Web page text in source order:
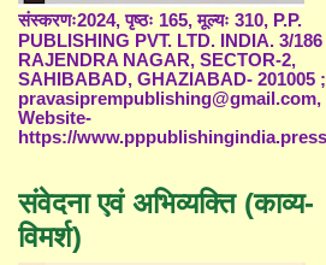
संस्करणः2024, पृष्ठः 165, मूल्यः 310, P.P.
PUBLISHING PVT. LTD. INDIA. 3/186
RAJENDRA NAGAR, SECTOR-2,
SAHIBABAD, GHAZIABAD- 201005 ;
pravasiprempublishing@gmail.com,
Website-
https://www.pppublishingindia.press
संवेदना एवं अभिव्यक्ति (काव्य-
विमर्श)